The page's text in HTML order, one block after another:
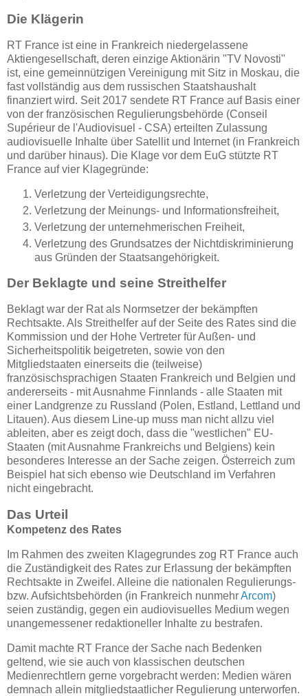
Die Klägerin
RT France ist eine in Frankreich niedergelassene
Aktiengesellschaft, deren einzige Aktionärin "TV Novosti"
ist, eine gemeinnützigen Vereinigung mit Sitz in Moskau, die
fast vollständig aus dem russischen Staatshaushalt
finanziert wird. Seit 2017 sendete RT France auf Basis einer
von der französischen Regulierungsbehörde (Conseil
Supérieur de l'Audiovisuel - CSA) erteilten Zulassung
audiovisuelle Inhalte über Satellit und Internet (in Frankreich
und darüber hinaus). Die Klage vor dem EuG stützte RT
France auf vier Klagegründe:
Verletzung der Verteidigungsrechte,
Verletzung der Meinungs- und Informationsfreiheit,
Verletzung der unternehmerischen Freiheit,
Verletzung des Grundsatzes der Nichtdiskriminierung
aus Gründen der Staatsangehörigkeit.
Der Beklagte und seine Streithelfer
Beklagt war der Rat als Normsetzer der bekämpften
Rechtsakte. Als Streithelfer auf der Seite des Rates sind die
Kommission und der Hohe Vertreter für Außen- und
Sicherheitspolitik beigetreten, sowie von den
Mitgliedstaaten einerseits die (teilweise)
französischsprachigen Staaten Frankreich und Belgien und
andererseits - mit Ausnahme Finnlands - alle Staaten mit
einer Landgrenze zu Russland (Polen, Estland, Lettland und
Litauen). Aus diesem Line-up muss man nicht allzu viel
ableiten, aber es zeigt doch, dass die "westlichen" EU-
Staaten (mit Ausnahme Frankreichs und Belgiens) kein
besonderes Interesse an der Sache zeigen. Österreich zum
Beispiel hat sich ebenso wie Deutschland im Verfahren
nicht eingebracht.
Das Urteil
Kompetenz des Rates
Im Rahmen des zweiten Klagegrundes zog RT France auch
die Zuständigkeit des Rates zur Erlassung der bekämpften
Rechtsakte in Zweifel. Alleine die nationalen Regulierungs-
bzw. Aufsichtsbehörden (in Frankreich nunmehrArcom)
seien zuständig, gegen ein audiovisuelles Medium wegen
unangemessener redaktioneller Inhalte zu bestrafen.
Damit machte RT France der Sache nach Bedenken
geltend, wie sie auch von klassischen deutschen
Medienrechtlern gerne vorgebracht werden: Medien wären
demnach allein mitgliedstaatlicher Regulierung unterworfen.